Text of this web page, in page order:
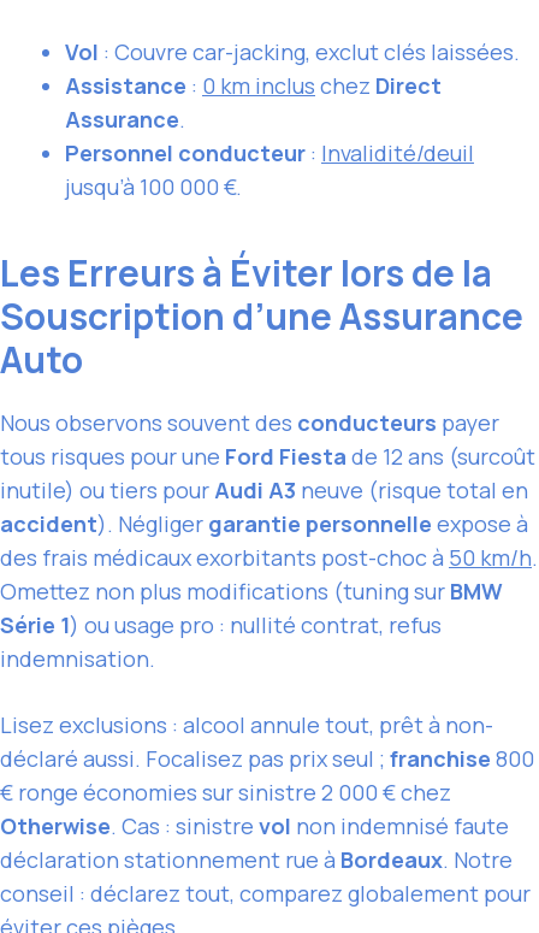
Vol : Couvre car-jacking, exclut clés laissées.
Assistance : 0 km inclus chez Direct
Assurance.
Personnel conducteur : Invalidité/deuil
jusqu’à 100 000 €.
Les Erreurs à Éviter lors de la
Souscription d’une Assurance
Auto
Nous observons souvent des conducteurs payer
tous risques pour une Ford Fiesta de 12 ans (surcoût
inutile) ou tiers pour Audi A3 neuve (risque total en
accident). Négliger garantie personnelle expose à
des frais médicaux exorbitants post-choc à 50 km/h.
Omettez non plus modifications (tuning sur BMW
Série 1) ou usage pro : nullité contrat, refus
indemnisation.
Lisez exclusions : alcool annule tout, prêt à non-
déclaré aussi. Focalisez pas prix seul ; franchise 800
€ ronge économies sur sinistre 2 000 € chez
Otherwise. Cas : sinistre vol non indemnisé faute
déclaration stationnement rue à Bordeaux. Notre
conseil : déclarez tout, comparez globalement pour
éviter ces pièges.